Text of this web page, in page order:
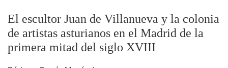
El escultor Juan de Villanueva y la colonia
de artistas asturianos en el Madrid de la
primera mitad del siglo XVIII